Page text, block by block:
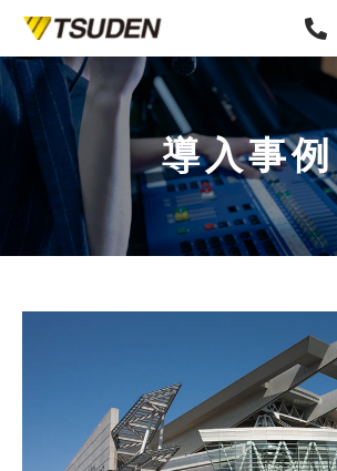
サービス一覧
選ばれる理由
導入事例
お役立ち情報
お知らせ
導入事例